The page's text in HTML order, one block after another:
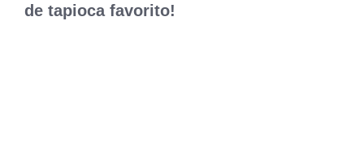
de tapioca favorito!